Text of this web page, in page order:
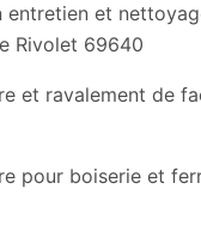
entretien et
Rivolet 69640
et ravalement de
pour boiserie et